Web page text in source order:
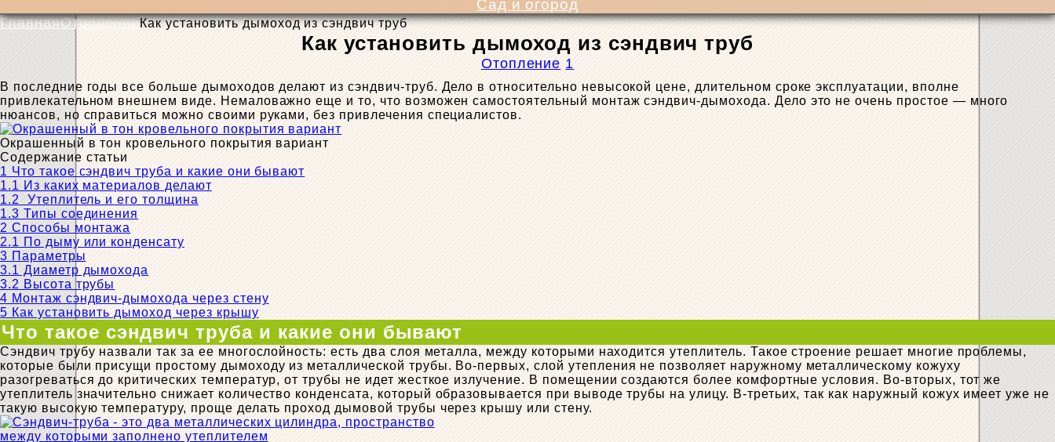
Сад и огород
ГлавнаяОтоплениеКак установить дымоход из сэндвич труб
Как установить дымоход из сэндвич труб
Отопление 1
В последние годы все больше дымоходов делают из сэндвич-труб. Дело в относительно невысокой цене, длительном сроке эксплуатации, вполне
привлекательном внешнем виде. Немаловажно еще и то, что возможен самостоятельный монтаж сэндвич-дымохода. Дело это не очень простое — много
нюансов, но справиться можно своими руками, без привлечения специалистов.
Окрашенный в тон кровельного покрытия вариант
Содержание статьи
1 Что такое сэндвич труба и какие они бывают
1.1 Из каких материалов делают
1.2
Утеплитель и его толщина
1.3 Типы соединения
2 Способы монтажа
2.1 По дыму или конденсату
3 Параметры
3.1 Диаметр дымохода
3.2 Высота трубы
4 Монтаж сэндвич-дымохода через стену
5 Как установить дымоход через крышу
Что такое сэндвич труба и какие они бывают
Сэндвич трубу назвали так за ее многослойность: есть два слоя металла, между которыми находится утеплитель. Такое строение решает многие проблемы,
которые были присущи простому дымоходу из металлической трубы. Во-первых, слой утепления не позволяет наружному металлическому кожуху
разогреваться до критических температур, от трубы не идет жесткое излучение. В помещении создаются более комфортные условия. Во-вторых, тот же
утеплитель значительно снижает количество конденсата, который образовывается при выводе трубы на улицу. В-третьих, так как наружный кожух имеет уже не
такую высокую температуру, проще делать проход дымовой трубы через крышу или стену.